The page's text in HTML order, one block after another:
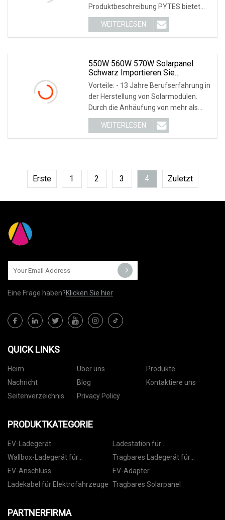
Produktbeschreibung PYTES bietet
seinen Kunden sichere,
WEITERLESEN
550W 560W 570W Solarpanel
Schwarz Importieren Sie
Solarmodule Aus China. Andere
Produkte Im Zusammenhang Mit
Solarenergie
Vorteile: - 13 Jahre Berufserfahrung in
der Herstellung von Solarmodulen.
Durch die Anhäufung von mehr als
einem Jahrzeh
WEITERLESEN
Erste 1 2 3 4 Zuletzt
Eine Frage haben?Klicken Sie hier
QUICK LINKS
Heim Über uns
Produkte
Nachricht
Blog
Kontaktiere uns
Seitenverzeichnis
Privacy Policy
PRODUKTKATEGORIE
EV-Ladegerät
Ladestation für
Elektrofahrzeuge
Wallbox-Ladegerät für
Elektrofahrzeuge
Tragbares Ladegerät für
Elektrofahrzeuge
EV-Anschluss
EV-Adapter
Ladekabel für Elektrofahrzeuge Tragbares Solarpanel
PARTNERFIRMA